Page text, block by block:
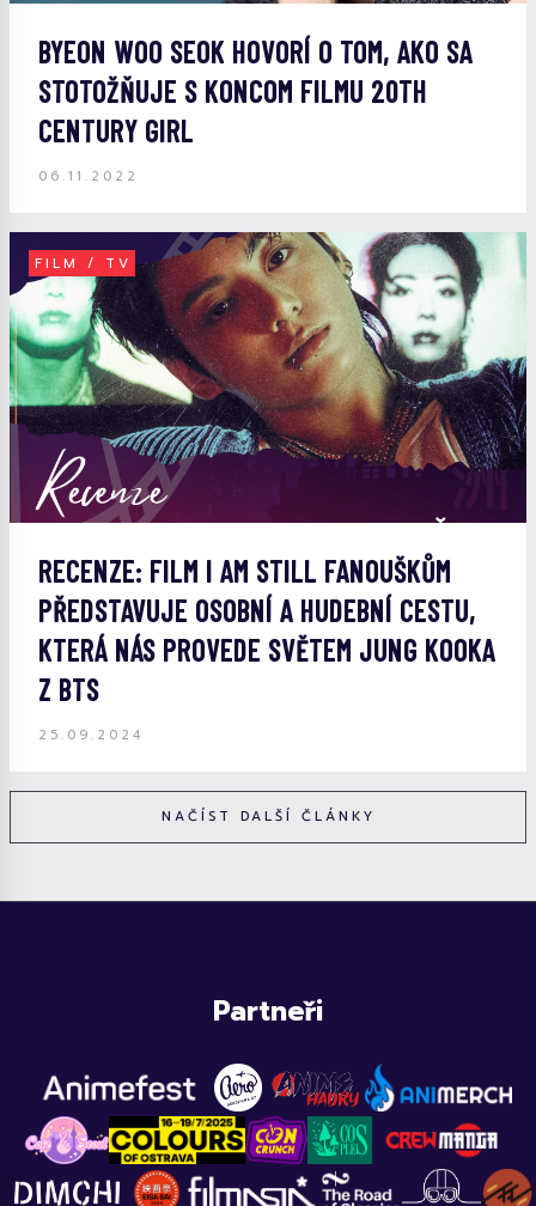
BYEON WOO SEOK HOVORÍ O TOM, AKO SA
STOTOŽŇUJE S KONCOM FILMU 20TH
CENTURY GIRL
06.11.2022
FILM / TV
RECENZE: FILM I AM STILL FANOUŠKŮM
PŘEDSTAVUJE OSOBNÍ A HUDEBNÍ CESTU,
KTERÁ NÁS PROVEDE SVĚTEM JUNG KOOKA
Z BTS
25.09.2024
NAČÍST DALŠÍ ČLÁNKY
Partneři